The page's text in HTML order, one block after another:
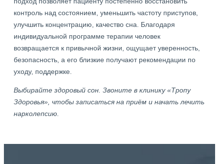
контроль над состоянием, уменьшить частоту приступов,
улучшить концентрацию, качество сна. Благодаря
индивидуальной программе терапии человек
возвращается к привычной жизни, ощущает уверенность,
безопасность, а его близкие получают рекомендации по
уходу, поддержке.
Выбирайте здоровый сон. Звоните в клинику «Тропу
Здоровья», чтобы записаться на приём и начать лечить
нарколепсию.